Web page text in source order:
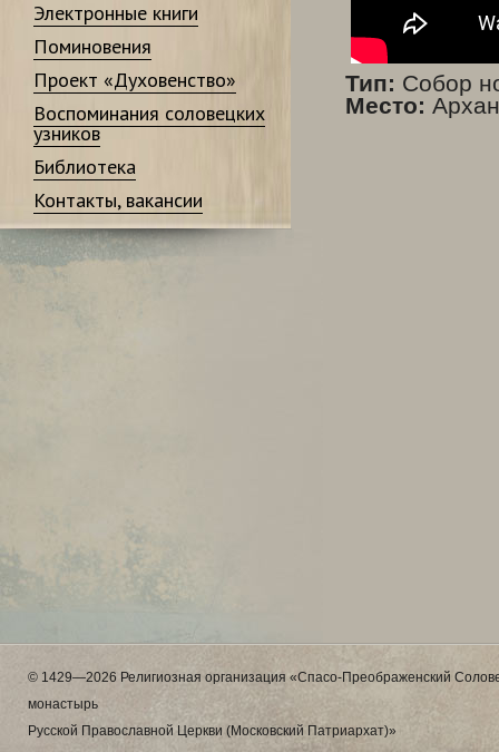
Электронные книги
Поминовения
Проект «Духовенство»
Воспоминания соловецких
узников
Библиотека
Контакты, вакансии
Тип: Собор
Место:
© 1429—2026 Религиозная организация «Спасо-Преображенский
монастырь
Русской Православной Церкви (Московский Патриархат)»